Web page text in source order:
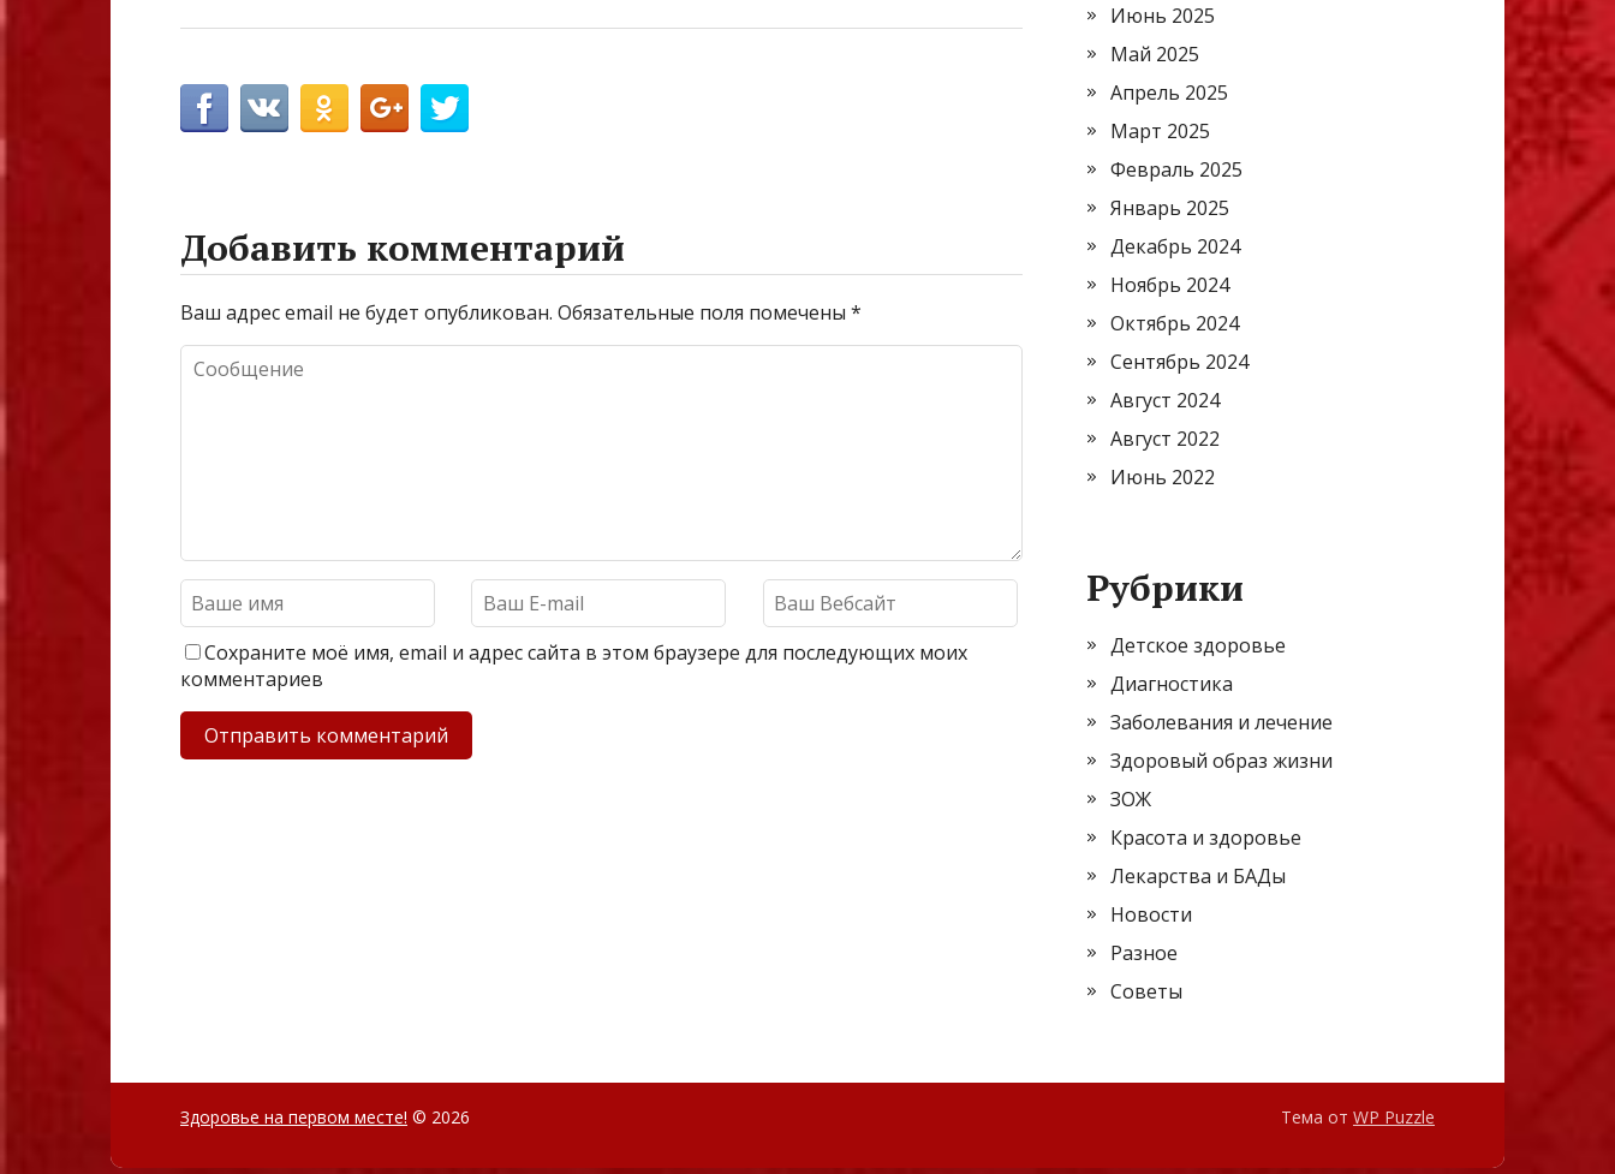
Добавить комментарий
Ваш адрес email не будет опубликован. Обязательные поля помечены *
Сохраните моё имя, email и адрес сайта в этом браузере для последующих моих
комментариев
Июнь 2025
Май 2025
Апрель 2025
Март 2025
Февраль 2025
Январь 2025
Декабрь 2024
Ноябрь 2024
Октябрь 2024
Сентябрь 2024
Август 2024
Август 2022
Июнь 2022
Рубрики
Детское здоровье
Диагностика
Заболевания и лечение
Здоровый образ жизни
ЗОЖ
Красота и здоровье
Лекарства и БАДы
Новости
Разное
Советы
Здоровье на первом месте! © 2026 Тема от WP Puzzle